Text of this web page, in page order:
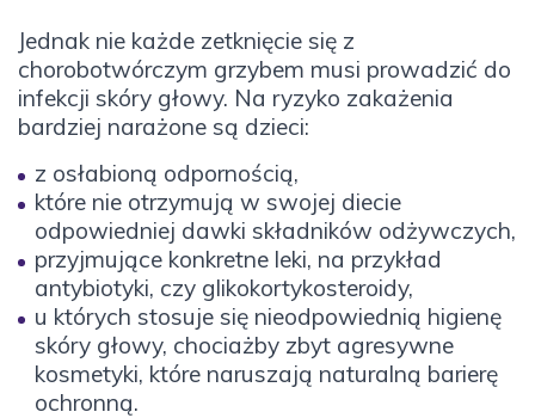
Jednak nie każde zetknięcie się z
chorobotwórczym grzybem musi prowadzić do
infekcji skóry głowy. Na ryzyko zakażenia
bardziej narażone są dzieci:
z osłabioną odpornością,
które nie otrzymują w swojej diecie
odpowiedniej dawki składników odżywczych,
przyjmujące konkretne leki, na przykład
antybiotyki, czy glikokortykosteroidy,
u których stosuje się nieodpowiednią higienę
skóry głowy, chociażby zbyt agresywne
kosmetyki, które naruszają naturalną barierę
ochronną.